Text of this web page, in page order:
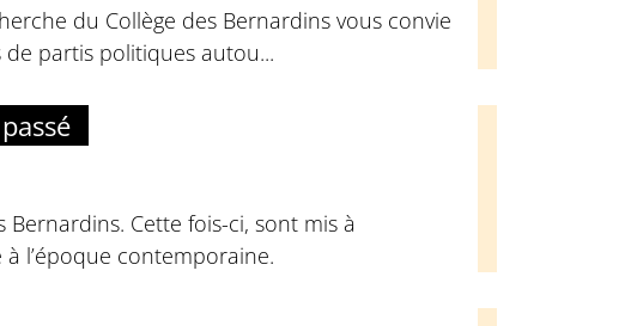
du Collège des Bernardins vous convie
partis politiques autou...
Cette fois-ci, sont mis à
l’époque contemporaine.